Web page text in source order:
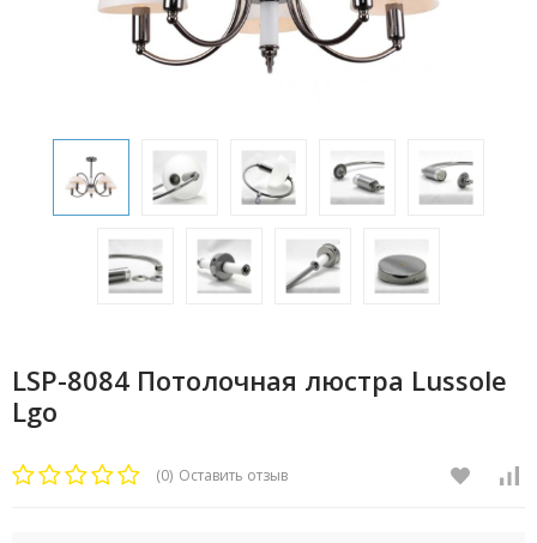
LSP-8084 Потолочная люстра Lussole
Lgo
(0) Оставить отзыв